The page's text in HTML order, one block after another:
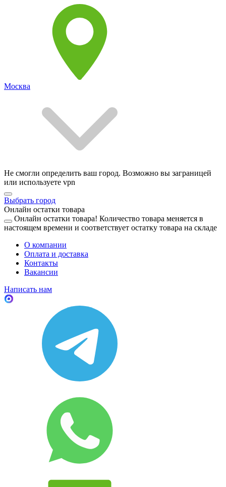
Москва
Не смогли определить ваш город. Возможно вы заграницей
или используете vpn
Выбрать город
Онлайн остатки товара
Онлайн остатки товара! Количество товара меняется в
настоящем времени и соответствует остатку товара на складе
О компании
Оплата и доставка
Контакты
Вакансии
Написать нам